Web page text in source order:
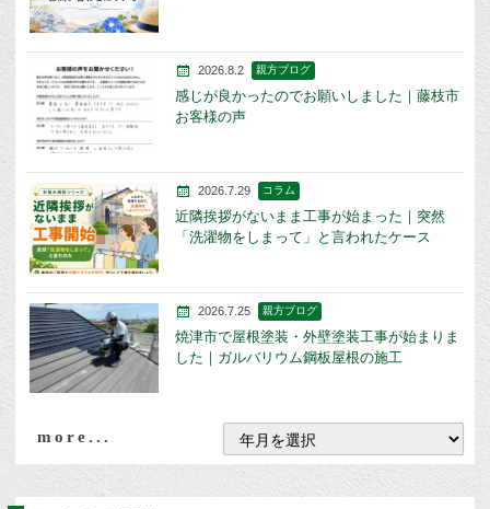
2026.8.2 親方ブログ
感じが良かったのでお願いしました｜藤枝市
お客様の声
2026.7.29 コラム
近隣挨拶がないまま工事が始まった｜突然
「洗濯物をしまって」と言われたケース
2026.7.25 親方ブログ
焼津市で屋根塗装・外壁塗装工事が始まりま
した｜ガルバリウム鋼板屋根の施工
more...